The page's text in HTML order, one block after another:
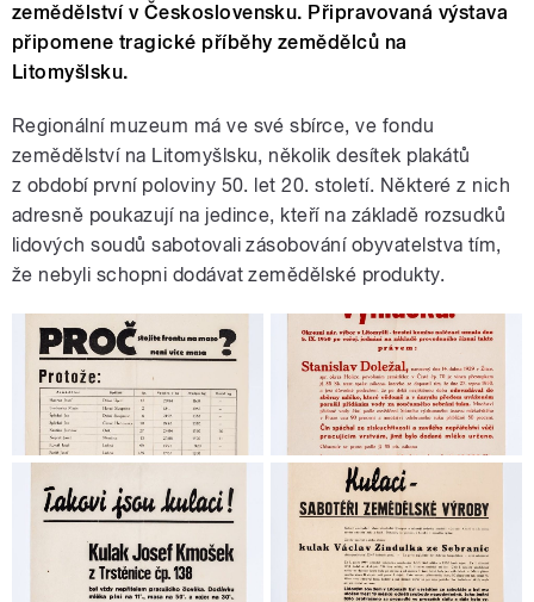
zemědělství v Československu. Připravovaná výstava
připomene tragické příběhy zemědělců na
Litomyšlsku.
Regionální muzeum má ve své sbírce, ve fondu
zemědělství na Litomyšlsku, několik desítek plakátů
z období první poloviny 50. let 20. století. Některé z nich
adresně poukazují na jedince, kteří na základě rozsudků
lidových soudů sabotovali zásobování obyvatelstva tím,
že nebyli schopni dodávat zemědělské produkty.